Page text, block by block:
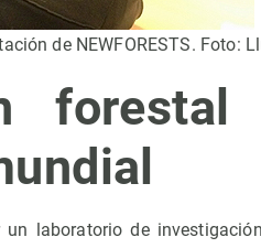
de NEWFORESTS. Foto:
forestal
un laboratorio de